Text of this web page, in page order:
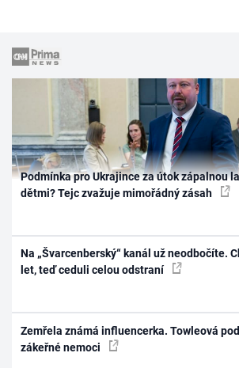
Podmínka pro Ukrajince za útok zápalnou
dětmi? Tejc zvažuje mimořádný zásah
Na „Švarcenberský“ kanál už neodbočíte.
let, teď ceduli celou odstraní
Zemřela známá influencerka. Towleová
zákeřné nemoci